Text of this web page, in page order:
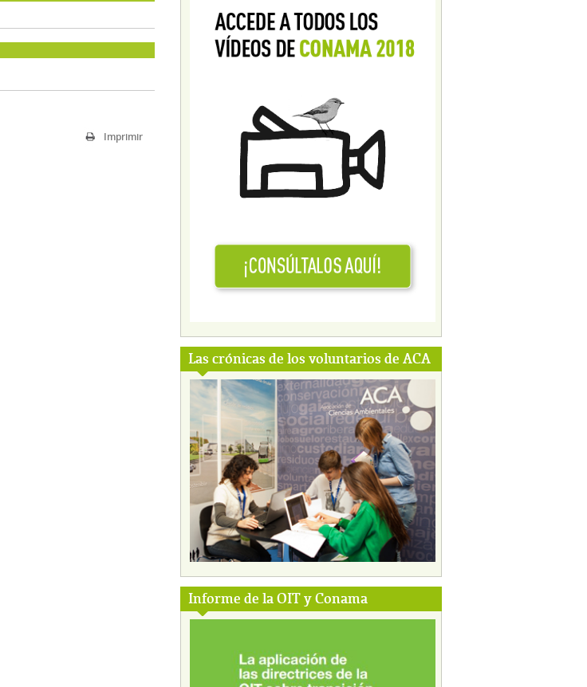
Las crónicas de los voluntarios de ACA
Informe de la OIT y Conama
Imprimir